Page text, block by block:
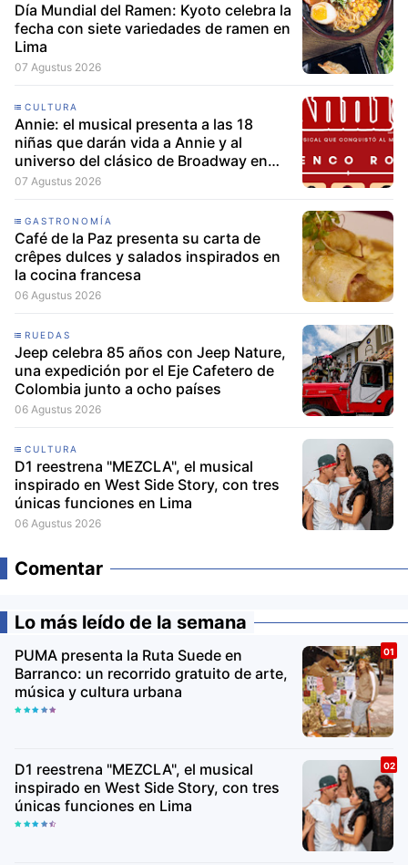
Día Mundial del Ramen: Kyoto celebra la
fecha con siete variedades de ramen en
Lima
07 Agustus 2026
CULTURA
Annie: el musical presenta a las 18
niñas que darán vida a Annie y al
universo del clásico de Broadway en
Lima
07 Agustus 2026
GASTRONOMÍA
Café de la Paz presenta su carta de
crêpes dulces y salados inspirados en
la cocina francesa
06 Agustus 2026
RUEDAS
Jeep celebra 85 años con Jeep Nature,
una expedición por el Eje Cafetero de
Colombia junto a ocho países
06 Agustus 2026
CULTURA
D1 reestrena "MEZCLA", el musical
inspirado en West Side Story, con tres
únicas funciones en Lima
06 Agustus 2026
Comentar
Lo más leído de la semana
PUMA presenta la Ruta Suede en
Barranco: un recorrido gratuito de arte,
música y cultura urbana
D1 reestrena "MEZCLA", el musical
inspirado en West Side Story, con tres
únicas funciones en Lima